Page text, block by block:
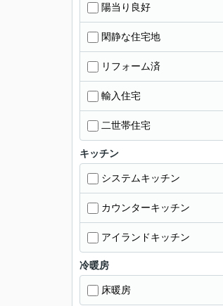
陽当り良好
閑静な住宅地
リフォーム済
輸入住宅
二世帯住宅
キッチン
システムキッチン
カウンターキッチン
アイランドキッチン
冷暖房
床暖房